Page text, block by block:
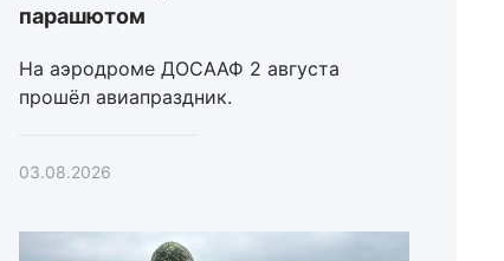
парашютом
На аэродроме ДОСААФ 2 августа
прошёл авиапраздник.
03.08.2026